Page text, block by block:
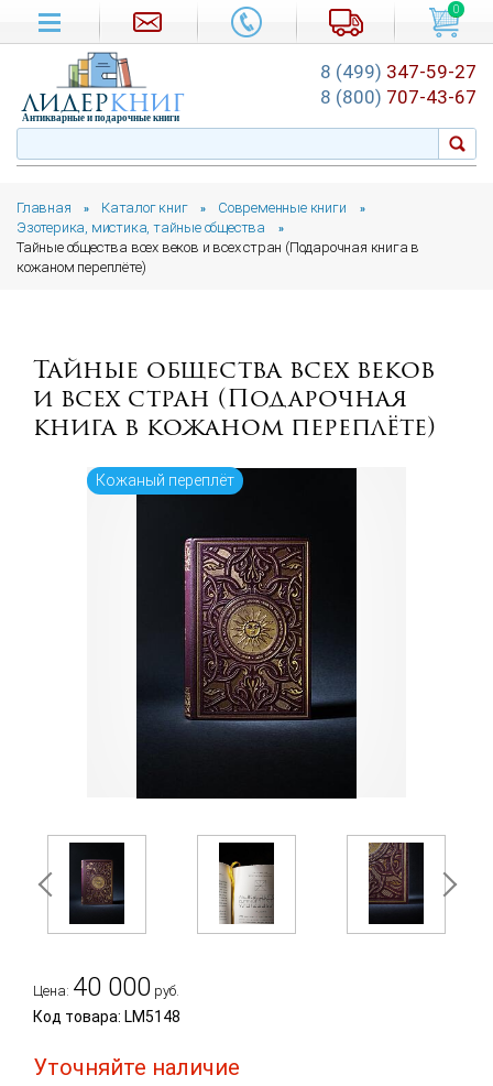
Главная » Каталог книг » Современные книги »
Эзотерика, мистика, тайные общества »
Тайные общества всех веков и всех стран (Подарочная книга в
кожаном переплёте)
Тайные общества всех веков
и всех стран (Подарочная
книга в кожаном переплёте)
Кожаный переплёт
Цена: 40 000 руб.
Код товара: LM5148
Уточняйте наличие
0
лидеркниг
Антикварные и подарочные книги
8 (499) 347-59-27
8 (800) 707-43-67